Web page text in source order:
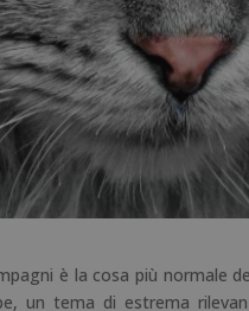
è la cosa più normale
un tema di estrema